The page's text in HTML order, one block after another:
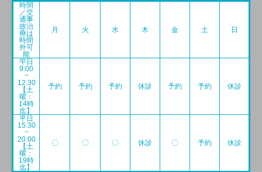
時間
／交
通事
故治
療は
時間
外可
能
月 火 水 木 金 土 日
平日
9:00
~
12:30
【土
曜：
14時
迄】
予約 予約 予約 休診 予約 予約 休診
平日
15:30
~
20:00
【土
曜：
19時
迄】
〇 〇 〇 休診 〇 予約 休診